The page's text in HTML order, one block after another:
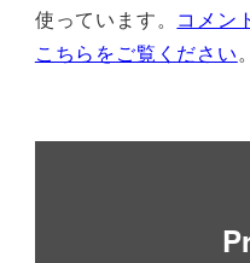
使っています。 コメン
こちらをご覧ください。